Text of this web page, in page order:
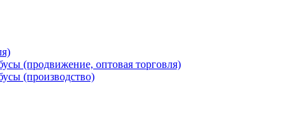
(продвижение, оптовая торговля)
(производство)